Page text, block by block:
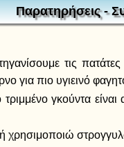
Παρατηρήσεις -
τις πατάτες
για πιο υγιεινό
τριμμένο γκούντα
χρησιμοποιώ